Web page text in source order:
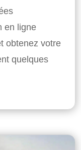
en ligne
obtenez votre
quelques